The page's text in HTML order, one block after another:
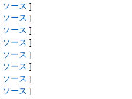
ソース ]
ソース ]
ソース ]
ソース ]
ソース ]
ソース ]
ソース ]
ソース ]